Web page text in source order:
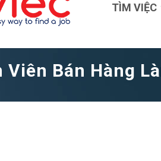
TÌM VIỆC
Viên Bán Hàng